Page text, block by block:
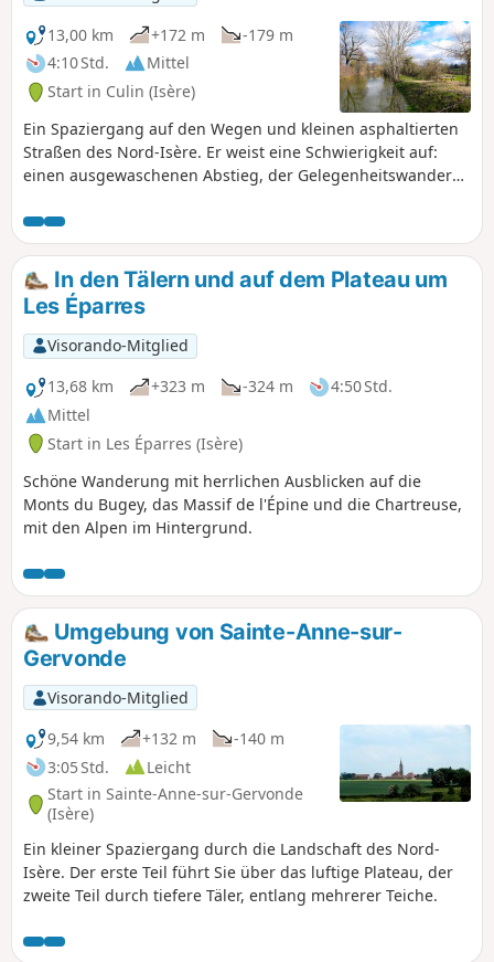
13,00 km
+172 m
-179 m
4:10 Std.
Mittel
Start in Culin (Isère)
Ein Spaziergang auf den Wegen und kleinen asphaltierten
Straßen des Nord-Isère. Er weist eine Schwierigkeit auf:
einen ausgewaschenen Abstieg, der Gelegenheitswanderer
Höhenunterschiede.
In den Tälern und auf dem Plateau um
Les Éparres
Visorando-Mitglied
13,68 km
+323 m -324 m
4:50 Std.
Mittel
Start in Les Éparres (Isère)
Schöne Wanderung mit herrlichen Ausblicken auf die
Monts du Bugey, das Massif de l'Épine und die Chartreuse,
mit den Alpen im Hintergrund.
Umgebung von Sainte-Anne-sur-
Gervonde
Visorando-Mitglied
9,54 km
+132 m
-140 m
3:05 Std.
Leicht
Start in Sainte-Anne-sur-Gervonde
(Isère)
Ein kleiner Spaziergang durch die Landschaft des Nord-
Isère. Der erste Teil führt Sie über das luftige Plateau, der
zweite Teil durch tiefere Täler, entlang mehrerer Teiche.